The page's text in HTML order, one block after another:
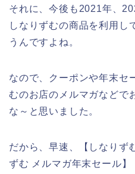
それに、今後も2021年、
しなりずむの商品を利用し
うんですよね。
なので、クーポンや年末セ
むのお店のメルマガなどで
な～と思いました。
だから、早速、【しなりず
ずむ メルマガ年末セール】